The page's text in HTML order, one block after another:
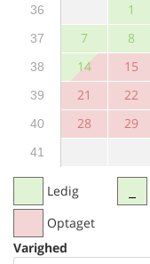
36
1
37 7 8
38 14 15
39 21 22
40 28 29
41
Ledig
Optaget
Varighed